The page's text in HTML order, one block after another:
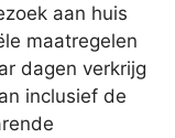
aan huis
maatregelen
dagen verkrijg
inclusief de